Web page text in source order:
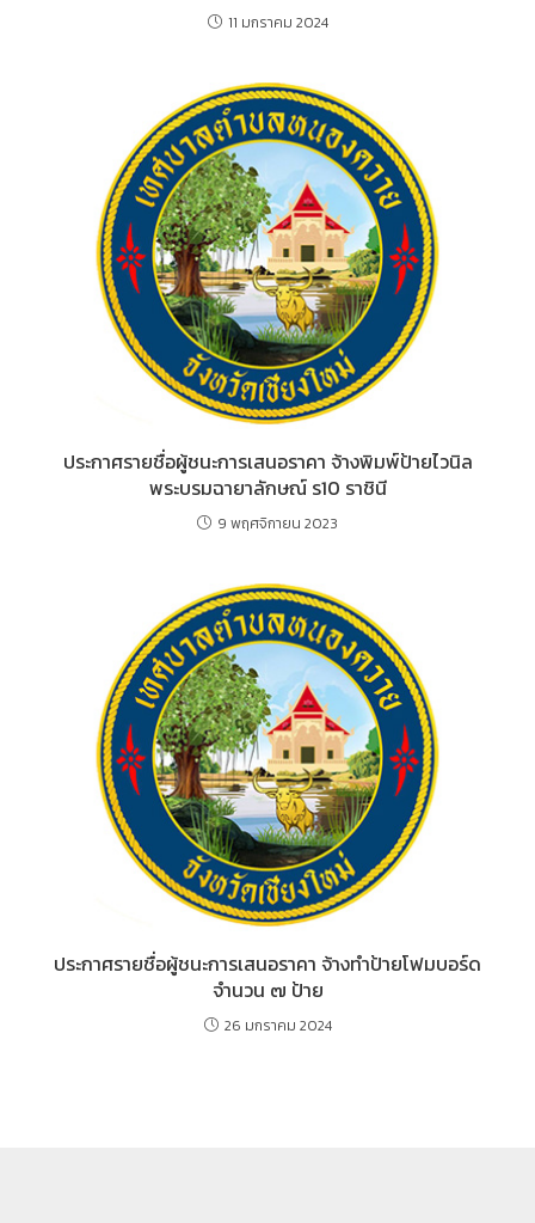
11 มกราคม 2024
ประกาศรายชื่อผู้ชนะการเสนอราคา จ้างพิมพ์ป้ายไวนิล
พระบรมฉายาลักษณ์ ร10 ราชินี
9 พฤศจิกายน 2023
ประกาศรายชื่อผู้ชนะการเสนอราคา จ้างทำป้ายโฟมบอร์ด
จำนวน ๗ ป้าย
26 มกราคม 2024